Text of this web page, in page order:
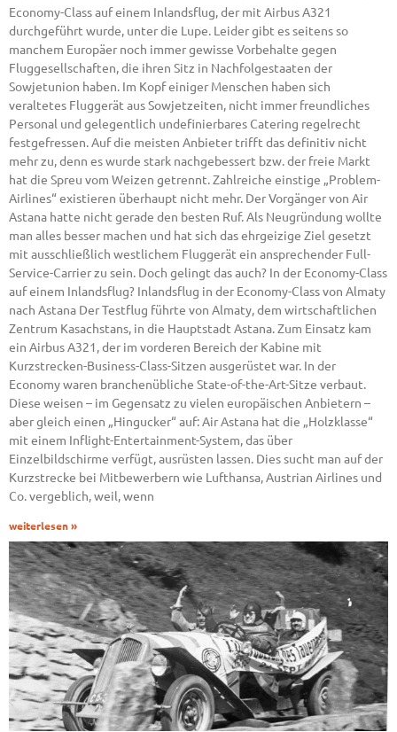
Economy-Class auf einem Inlandsflug, der mit Airbus A321
durchgeführt wurde, unter die Lupe. Leider gibt es seitens so
manchem Europäer noch immer gewisse Vorbehalte gegen
Fluggesellschaften, die ihren Sitz in Nachfolgestaaten der
Sowjetunion haben. Im Kopf einiger Menschen haben sich
veraltetes Fluggerät aus Sowjetzeiten, nicht immer freundliches
Personal und gelegentlich undefinierbares Catering regelrecht
festgefressen. Auf die meisten Anbieter trifft das definitiv nicht
mehr zu, denn es wurde stark nachgebessert bzw. der freie Markt
hat die Spreu vom Weizen getrennt. Zahlreiche einstige „Problem-
Airlines“ existieren überhaupt nicht mehr. Der Vorgänger von Air
Astana hatte nicht gerade den besten Ruf. Als Neugründung wollte
man alles besser machen und hat sich das ehrgeizige Ziel gesetzt
mit ausschließlich westlichem Fluggerät ein ansprechender Full-
Service-Carrier zu sein. Doch gelingt das auch? In der Economy-Class
auf einem Inlandsflug? Inlandsflug in der Economy-Class von Almaty
nach Astana Der Testflug führte von Almaty, dem wirtschaftlichen
Zentrum Kasachstans, in die Hauptstadt Astana. Zum Einsatz kam
ein Airbus A321, der im vorderen Bereich der Kabine mit
Kurzstrecken-Business-Class-Sitzen ausgerüstet war. In der
Economy waren branchenübliche State-of-the-Art-Sitze verbaut.
Diese weisen – im Gegensatz zu vielen europäischen Anbietern –
aber gleich einen „Hingucker“ auf: Air Astana hat die „Holzklasse“
mit einem Inflight-Entertainment-System, das über
Einzelbildschirme verfügt, ausrüsten lassen. Dies sucht man auf der
Kurzstrecke bei Mitbewerbern wie Lufthansa, Austrian Airlines und
Co. vergeblich, weil, wenn
weiterlesen »